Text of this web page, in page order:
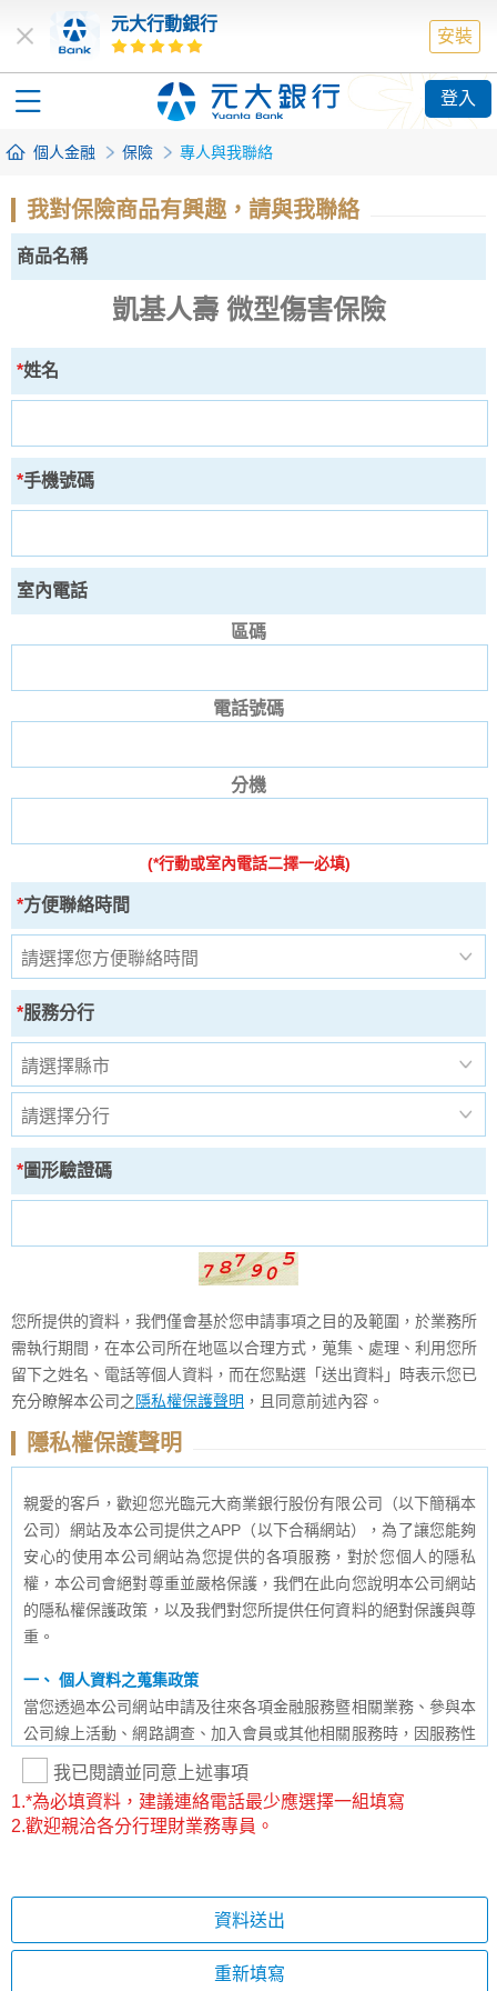
元大行動銀行
安裝
登入
個人金融 保險 專人與我聯絡
我對保險商品有興趣，請與我聯絡
商品名稱
凱基人壽 微型傷害保險
*姓名
*手機號碼
室內電話
區碼
電話號碼
分機
(*行動或室內電話二擇一必填)
*方便聯絡時間
*服務分行
*圖形驗證碼
您所提供的資料，我們僅會基於您申請事項之目的及範圍，於業務所
需執行期間，在本公司所在地區以合理方式，蒐集、處理、利用您所
留下之姓名、電話等個人資料，而在您點選「送出資料」時表示您已
充分瞭解本公司之 隱私權保護聲明 ，且同意前述內容。
隱私權保護聲明
親愛的客戶，歡迎您光臨元大商業銀行股份有限公司（以下簡稱本
公司）網站及本公司提供之APP（以下合稱網站），為了讓您能夠
安心的使用本公司網站為您提供的各項服務，對於您個人的隱私
權，本公司會絕對尊重並嚴格保護，我們在此向您說明本公司網站
的隱私權保護政策，以及我們對您所提供任何資料的絕對保護與尊
重。
一、 個人資料之蒐集政策
當您透過本公司網站申請及往來各項金融服務暨相關業務、參與本
公司線上活動、網路調查、加入會員或其他相關服務時，因服務性
質的不同，本公司可能會請您提供姓名、身分證字號、住址、電
話、電子信箱、生物特徵(包含但不限於臉部、指紋等)或其他相關
必要資料。除此之外，本公司也可能會保留您在上網瀏覽或查詢
時，伺服器自行產生的相關記錄，包括但不限於您使用連線設備的
注意，與本網站連結的其他網站，也可能蒐集您個人的資料，對於
您主動提供其他網站的個人資料，將依相關法令及各該連結網站所
揭露之隱私權保護政策蒐集、處理與利用，不適用本聲明，本公司
我已閱讀並同意上述事項
1.*為必填資料，建議連絡電話最少應選擇一組填寫
2.歡迎親洽各分行理財業務專員。
資料送出
重新填寫